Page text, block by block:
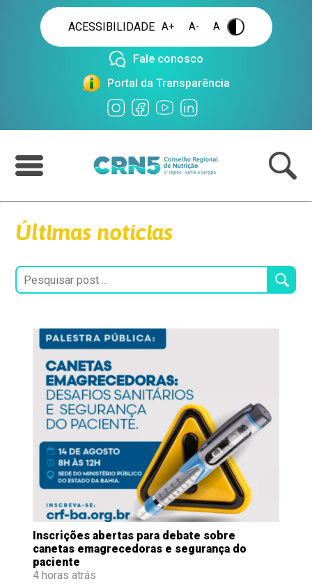
ACESSIBILIDADE A+ A- A .
Fale conosco
Portal da Transparência
Últimas notícias
Inscrições abertas para debate sobre
canetas emagrecedoras e segurança do
paciente
4 horas atrás